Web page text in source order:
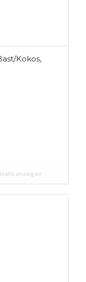
Kokos,
anzeigen